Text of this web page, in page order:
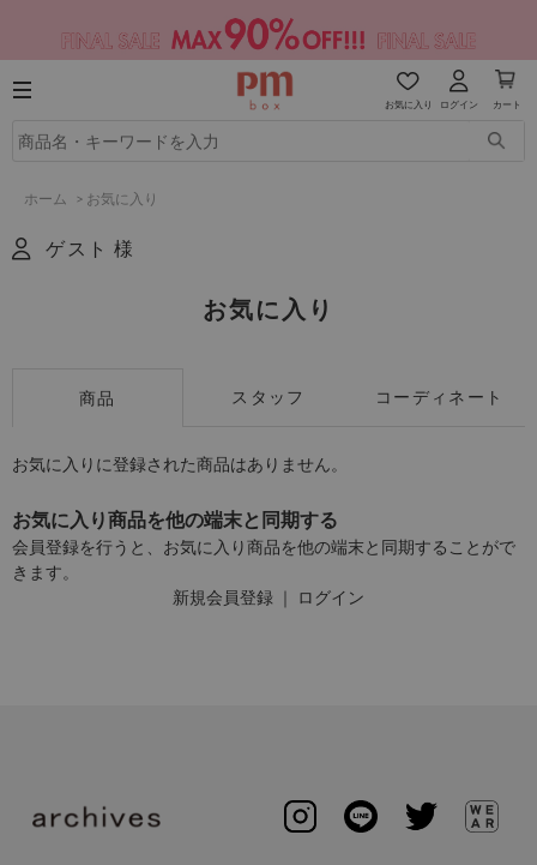
お気に入り ログイン カート
ホーム > お気に入り
ゲスト 様
お気に入り
商品 スタッフ コーディネート
お気に入りに登録された商品はありません。
お気に入り商品を他の端末と同期する
会員登録を行うと、お気に入り商品を他の端末と同期することがで
きます。
新規会員登録 ｜ ログイン